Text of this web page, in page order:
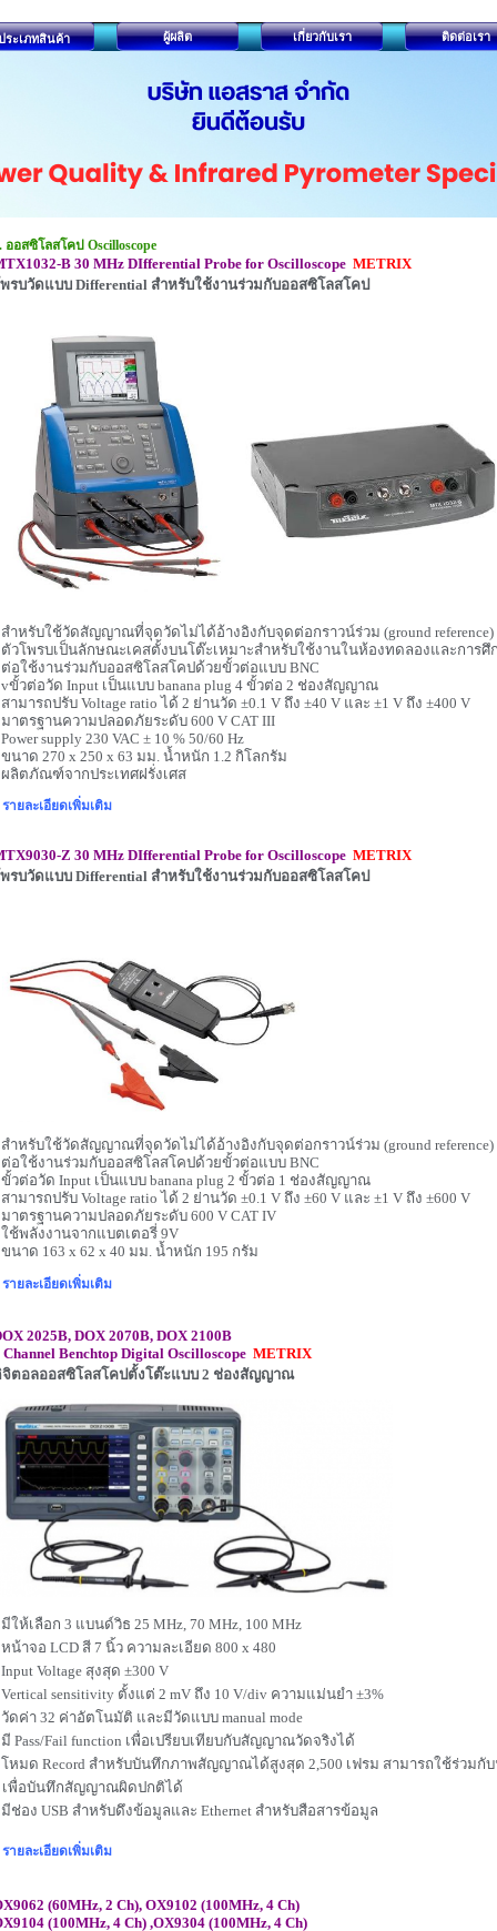
ระเภทสินค้า ผู้ผลิต เกี่ยวกับเรา ติดต่อเรา
ออสซิโลสโคป Oscilloscope
B 30 MHz DIfferential Probe for Oscilloscope METRIX
รบวัดแบบ Differential สำหรับใช้งานร่วมกับออสซิโลสโคป
สำหรับใช้วัดสัญญาณที่จุดวัดไม่ได้อ้างอิงกับจุดต่อกราวน์ร่วม (ground reference)
ตัวโพรบเป็นลักษณะเคสตั้งบนโต๊ะเหมาะสำหรับใช้งานในห้องทดลองและการศึ
ต่อใช้งานร่วมกับออสซิโลสโคปด้วยขั้วต่อแบบ BNC
vขั้วต่อวัด Input เป็นแบบ banana plug 4 ขั้วต่อ 2 ช่องสัญญาณ
สามารถปรับ Voltage ratio ได้ 2 ย่านวัด ±0.1 V ถึง ±40 V และ ±1 V ถึง ±400 V
มาตรฐานความปลอดภัยระดับ 600 V CAT III
Power supply 230 VAC ± 10 % 50/60 Hz
ขนาด 270 x 250 x 63 มม. น้ำหนัก 1.2 กิโลกรัม
ผลิตภัณฑ์จากประเทศฝรั่งเศส
รายละเอียดเพิ่มเติม
Z 30 MHz DIfferential Probe for Oscilloscope METRIX
รบวัดแบบ Differential สำหรับใช้งานร่วมกับออสซิโลสโคป
สำหรับใช้วัดสัญญาณที่จุดวัดไม่ได้อ้างอิงกับจุดต่อกราวน์ร่วม (ground reference)
ต่อใช้งานร่วมกับออสซิโลสโคปด้วยขั้วต่อแบบ BNC
ขั้วต่อวัด Input เป็นแบบ banana plug 2 ขั้วต่อ 1 ช่องสัญญาณ
สามารถปรับ Voltage ratio ได้ 2 ย่านวัด ±0.1 V ถึง ±60 V และ ±1 V ถึง ±600 V
มาตรฐานความปลอดภัยระดับ 600 V CAT IV
ใช้พลังงานจากแบตเตอรี่ 9V
ขนาด 163 x 62 x 40 มม. น้ำหนัก 195 กรัม
รายละเอียดเพิ่มเติม
2025B, DOX 2070B, DOX 2100B
Channel Benchtop Digital Oscilloscope METRIX
ตอลออสซิโลสโคปตั้งโต๊ะแบบ 2 ช่องสัญญาณ
มีให้เลือก 3 แบนด์วิธ 25 MHz, 70 MHz, 100 MHz
หน้าจอ LCD สี 7 นิ้ว ความละเอียด 800 x 480
Input Voltage สุงสุด ±300 V
Vertical sensitivity ตั้งแต่ 2 mV ถึง 10 V/div ความแม่นยำ ±3%
วัดค่า 32 ค่าอัตโนมัติ และมีวัดแบบ manual mode
มี Pass/Fail function เพื่อเปรียบเทียบกับสัญญาณวัดจริงได้
โหมด Record สำหรับบันทึกภาพสัญญาณได้สูงสุด 2,500 เฟรม สามารถใช้ร่วมกับ
เพื่อบันทึกสัญญาณผิดปกติได้
มีช่อง USB สำหรับดึงข้อมูลและ Ethernet สำหรับสือสารข้อมูล
รายละเอียดเพิ่มเติม
(60MHz, 2 Ch), OX9102 (100MHz, 4 Ch)
(100MHz, 4 Ch) ,OX9304 (100MHz, 4 Ch)